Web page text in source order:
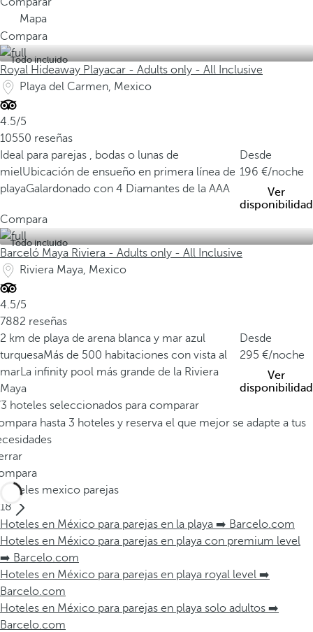
Mapa
Compara
Todo incluido
Royal Hideaway Playacar - Adults only - All Inclusive
Playa del Carmen, Mexico
4.5/5
10550 reseñas
Ideal para parejas , bodas o lunas de
mielUbicación de ensueño en primera línea de
playaGalardonado con 4 Diamantes de la AAA
Desde
196
/noche
Ver
disponibilidad
Compara
Todo incluido
Barceló Maya Riviera - Adults only - All Inclusive
Riviera Maya, Mexico
4.5/5
7882 reseñas
2 km de playa de arena blanca y mar azul
turquesaMás de 500 habitaciones con vista al
marLa infinity pool más grande de la Riviera
Maya
Desde
295
/noche
Ver
disponibilidad
hoteles seleccionados para comparar
hasta 3 hoteles y reserva el que mejor se adapte a tus
Hoteles mexico parejas
18
Hoteles en México para parejas en la playa ➡️ Barcelo.com
Hoteles en México para parejas en playa con premium level
➡️ Barcelo.com
Hoteles en México para parejas en playa royal level ➡️
Barcelo.com
Hoteles en México para parejas en playa solo adultos ➡️
Barcelo.com